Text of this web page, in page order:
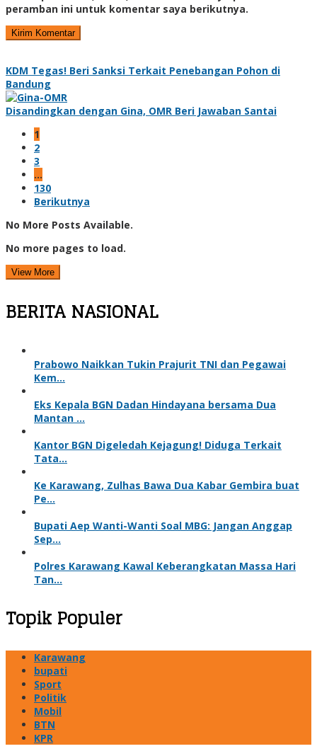
peramban ini untuk komentar saya berikutnya.
KDM Tegas! Beri Sanksi Terkait Penebangan Pohon di
Bandung
Disandingkan dengan Gina, OMR Beri Jawaban Santai
1
2
3
…
130
Berikutnya
No More Posts Available.
No more pages to load.
View More
BERITA NASIONAL
Prabowo Naikkan Tukin Prajurit TNI dan Pegawai
Kem…
Eks Kepala BGN Dadan Hindayana bersama Dua
Mantan …
Kantor BGN Digeledah Kejagung! Diduga Terkait
Tata…
Ke Karawang, Zulhas Bawa Dua Kabar Gembira buat
Pe…
Bupati Aep Wanti-Wanti Soal MBG: Jangan Anggap
Sep…
Polres Karawang Kawal Keberangkatan Massa Hari
Tan…
Topik Populer
Karawang
bupati
Sport
Politik
Mobil
BTN
KPR